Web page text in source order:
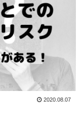
2020.08.07